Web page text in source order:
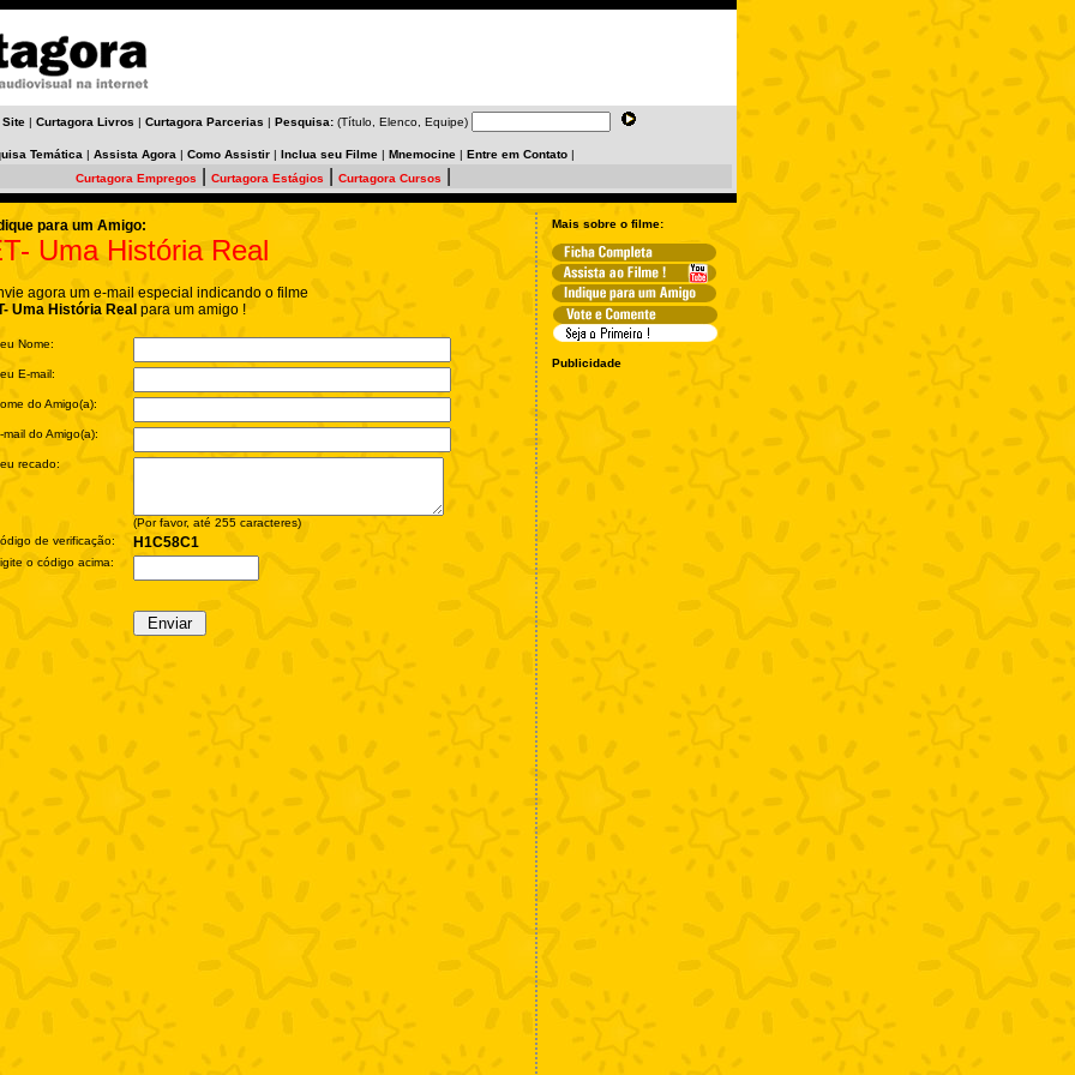
Site | Curtagora Livros | Curtagora Parcerias | Pesquisa: (Título, Elenco, Equipe)
Temática | Assista Agora | Como Assistir | Inclua seu Filme | Mnemocine | Entre em Contato |
Curtagora Empregos
Curtagora Estágios Curtagora Cursos
para um Amigo:
Uma História Real
agora um e-mail especial indicando o filme
Uma História Real para um amigo !
Nome:
E-mail:
do Amigo(a):
mail do Amigo(a):
recado:
(Por favor, até 255 caracteres)
de verificação:
H1C58C1
o código acima:
Mais sobre o filme:
Publicidade